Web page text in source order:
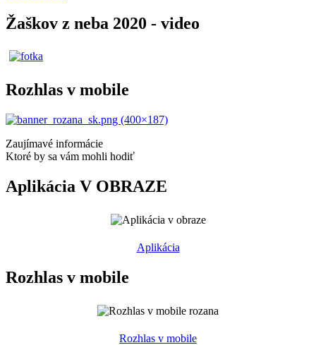
Žaškov z neba 2020 - video
Rozhlas v mobile
Zaujímavé informácie
Ktoré by sa vám mohli hodiť
Aplikácia V OBRAZE
Aplikácia
Rozhlas v mobile
Rozhlas v mobile